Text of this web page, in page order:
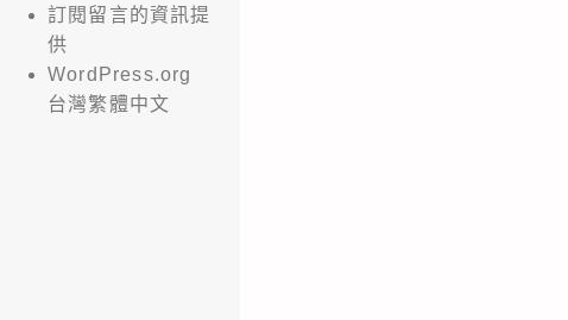
訂閱留言的資訊提
供
WordPress.org
台灣繁體中文